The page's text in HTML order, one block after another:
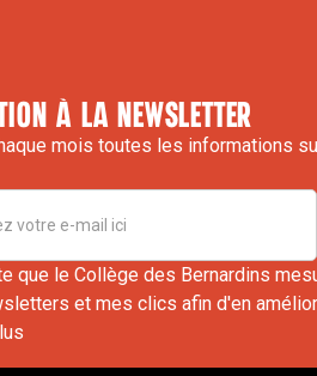
à la newsletter
mois toutes les informations
que le Collège des Bernardins
et mes clics afin d'en